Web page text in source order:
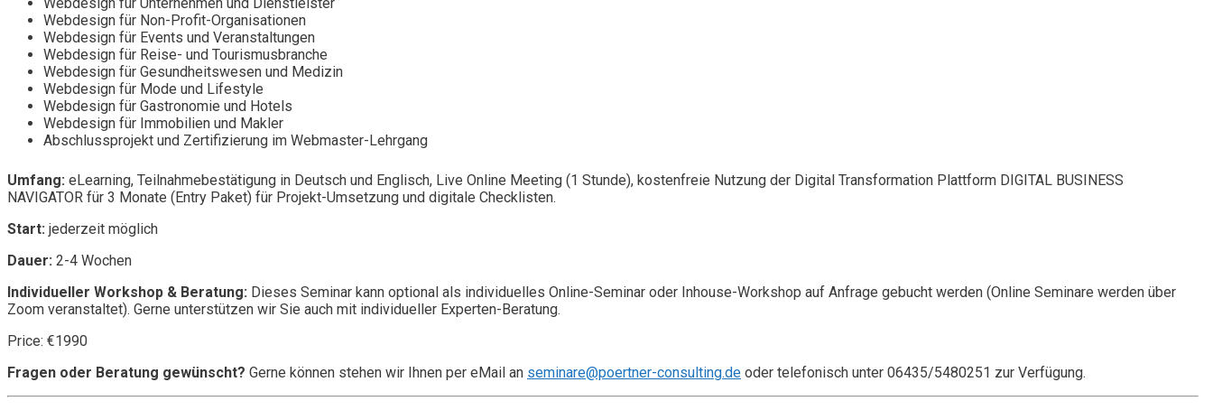
Webdesign für Non-Profit-Organisationen
Webdesign für Events und Veranstaltungen
Webdesign für Reise- und Tourismusbranche
Webdesign für Gesundheitswesen und Medizin
Webdesign für Mode und Lifestyle
Webdesign für Gastronomie und Hotels
Webdesign für Immobilien und Makler
Abschlussprojekt und Zertifizierung im Webmaster-Lehrgang
Umfang: eLearning, Teilnahmebestätigung in Deutsch und Englisch, Live Online Meeting (1 Stunde), kostenfreie Nutzung der Digital Transformation Plattform DIGITAL BUSINESS
NAVIGATOR für 3 Monate (Entry Paket) für Projekt-Umsetzung und digitale Checklisten.
Start: jederzeit möglich
Dauer: 2-4 Wochen
Individueller Workshop & Beratung: Dieses Seminar kann optional als individuelles Online-Seminar oder Inhouse-Workshop auf Anfrage gebucht werden (Online Seminare werden über
Zoom veranstaltet). Gerne unterstützen wir Sie auch mit individueller Experten-Beratung.
Price: €1990
Fragen oder Beratung gewünscht? Gerne können stehen wir Ihnen per eMail an seminare@poertner-consulting.de oder telefonisch unter 06435/5480251 zur Verfügung.